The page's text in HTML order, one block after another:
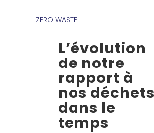
ZERO WASTE
L’évolution
de notre
rapport à
nos déchets
dans le
temps